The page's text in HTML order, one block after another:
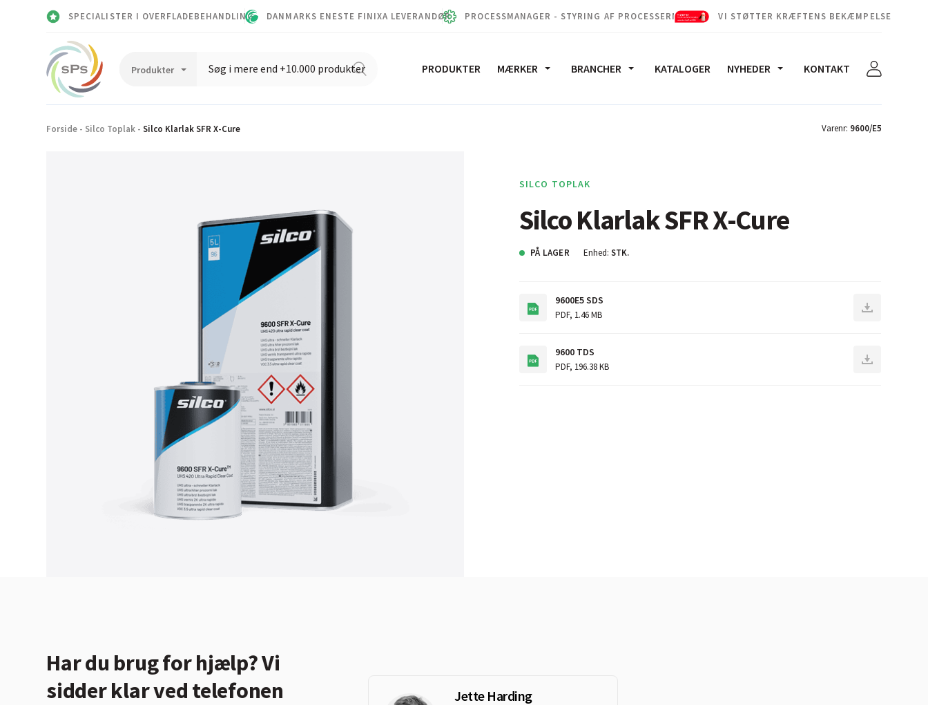
SPECIALISTER I OVERFLADEBEHANDLING DANMARKS ENESTE FINIXA LEVERANDØR PROCESSMANAGER - STYRING AF PROCESSERNE VI STØTTER KRÆFTENS BEKÆMPELSE
PRODUKTER MÆRKER BRANCHER KATALOGER NYHEDER KONTAKT
Forside - Silco Toplak - Silco Klarlak SFR X-Cure Varenr: 9600/E5
SILCO TOPLAK
Silco Klarlak SFR X-Cure
PÅ LAGER Enhed: STK.
9600E5 SDS
PDF, 1.46 MB
9600 TDS
PDF, 196.38 KB
Har du brug for hjælp? Vi
sidder klar ved telefonen
Jette Harding